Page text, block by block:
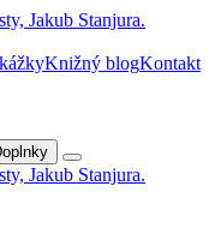
Knižný blogKontakt